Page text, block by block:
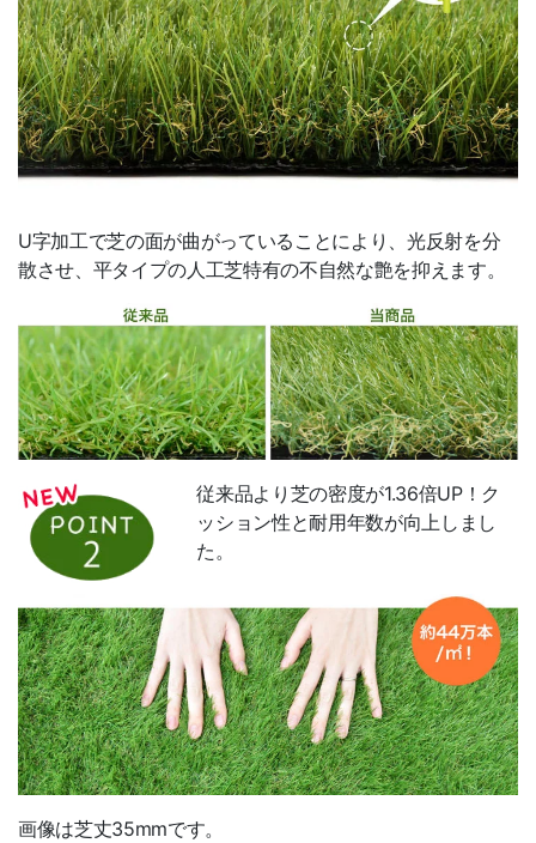
U字加工で芝の面が曲がっていることにより、光反射を分
散させ、平タイプの人工芝特有の不自然な艶を抑えます。
従来品より芝の密度が1.36倍UP！ク
ッション性と耐用年数が向上しまし
た。
画像は芝丈35mmです。
材工一式
m2単価比較表（簡単比較）
短尺材活用方法
Ｑ＆Ａ
倉庫引取サービス
品質基準
オリコ後払い
掛売
電子領収書
スタッフ紹介
会社概要
その他サービス
デッキ施工店募集